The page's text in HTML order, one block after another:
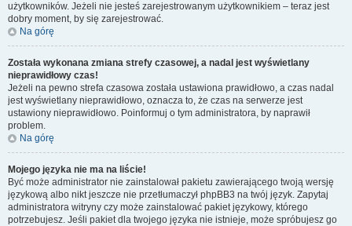
użytkowników. Jeżeli nie jesteś zarejestrowanym użytkownikiem – teraz jest
dobry moment, by się zarejestrować.
Na górę
Została wykonana zmiana strefy czasowej, a nadal jest wyświetlany
nieprawidłowy czas!
Jeżeli na pewno strefa czasowa została ustawiona prawidłowo, a czas nadal
jest wyświetlany nieprawidłowo, oznacza to, że czas na serwerze jest
ustawiony nieprawidłowo. Poinformuj o tym administratora, by naprawił
problem.
Na górę
Mojego języka nie ma na liście!
Być może administrator nie zainstalował pakietu zawierającego twoją wersję
językową albo nikt jeszcze nie przetłumaczył phpBB3 na twój język. Zapytaj
administratora witryny czy może zainstalować pakiet językowy, którego
potrzebujesz. Jeśli pakiet dla twojego języka nie istnieje, może spróbujesz go